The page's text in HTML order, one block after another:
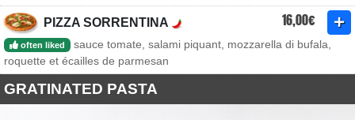
PIZZA SORRENTINA 16,00€
often liked
sauce tomate, salami piquant, mozzarella di bufala,
roquette et écailles de parmesan
GRATINATED PASTA